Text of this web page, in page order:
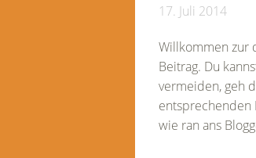
17. Juli 2014
Willkommen zur
Beitrag. Du
vermeiden, geh
entsprechenden
wie ran ans